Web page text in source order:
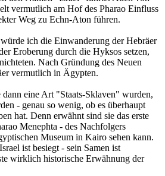
vermutlich am Hof des Pharao Einfluss
Weg zu Echn-Aton führen.
ich die Einwanderung der Hebräer
Eroberung durch die Hyksos setzen,
Nach Gründung des Neuen
vermutlich in Ägypten.
eine Art "Staats-Sklaven" wurden,
- genau so wenig, ob es überhaupt
hat. Denn erwähnt sind sie das erste
Menephta - des Nachfolgers
Museum in Kairo sehen kann.
ist besiegt - sein Samen ist
wirklich historische Erwähnung der